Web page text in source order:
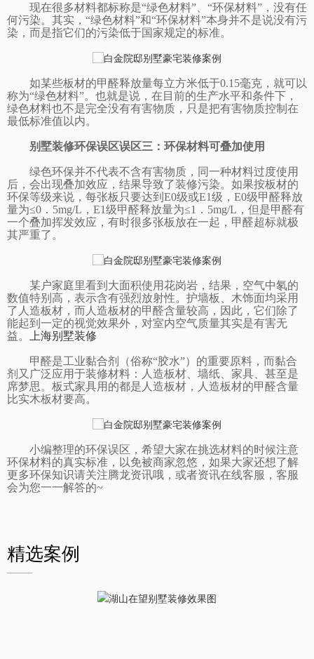
现在很多材料都标称是“绿色材料”、“环保材料”，没有任
何污染。其实，“绿色材料”和“环保材料”本身并不是说没有污
染，而是指它们的污染低于国家规定的标准。
如某些板材的甲醛释放量每立方米低于0.15毫克，就可以
称为“绿色材料”。也就是说，在目前的生产水平和条件下，
绿色材料也不是完全没有有害物质，只是把有害物质控制在
最低标准值以内。
别墅装修环保误区误区三：环保材料可叠加使用
绿色环保并不代表不含有害物质，同一种材料过度使用
后，会出现叠加效应，结果导致了装修污染。如果按板材的
环保等级来说，每张板只要达到 E0级或E1级，E0级甲醛释放
量为≤0．5mg/L，E1级甲醛释放量为≤1．5mg/L，但是甲醛有
一个叠加挥发效应，有时很多张板放在一起，甲醛超标就极
其严重了。
某户家庭里看到大面积使用花岗岩，结果，空气中氡的
数值特别高，表示含有强烈放射性。护墙板、木饰面均采用
了人造板材，而人造板材的甲醛含量较高，因此，它们除了
能起到一定的视觉效果外，对室内空气质量其实是有害无
益。
上海别墅装修
甲醛是工业黏合剂（俗称“胶水”）的重要原料，而黏合
剂又广泛应用于装修材料：人造板材、墙纸、家具、甚至是
席梦思。板式家具用的都是人造板材，人造板材的甲醛含量
比实木板材要高。
小编整理的环保误区，希望大家在挑选材料的时候注意
环保材料的真实标准，以免被商家忽悠，如果大家还想了解
更多环保知识请关注腾龙资讯哦，或者资讯在线客服，客服
会为您一一解答的~
精选案例